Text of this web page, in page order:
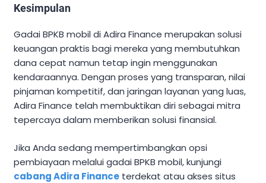
Kesimpulan
Gadai BPKB mobil di Adira Finance merupakan solusi
keuangan praktis bagi mereka yang membutuhkan
dana cepat namun tetap ingin menggunakan
kendaraannya. Dengan proses yang transparan, nilai
pinjaman kompetitif, dan jaringan layanan yang luas,
Adira Finance telah membuktikan diri sebagai mitra
tepercaya dalam memberikan solusi finansial.
Jika Anda sedang mempertimbangkan opsi
pembiayaan melalui gadai BPKB mobil, kunjungi
cabang Adira Finance terdekat atau akses situs